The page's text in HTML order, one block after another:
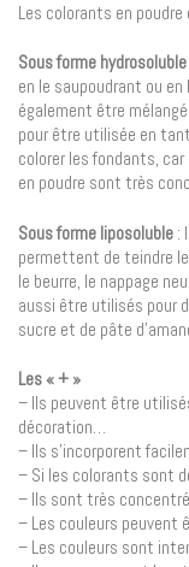
Les colorants en
Sous forme hydrosoluble
en le saupoudrant ou
également être
pour être utilisée en
colorer les fondants,
en poudre sont très
Sous forme liposoluble :
permettent de teindre
le beurre, le nappage
aussi être utilisés pour
sucre et de pâte
Les « + »
– Ils peuvent être
décoration…
– Ils s’incorporent
– Si les colorants sont
– Ils sont très
– Les couleurs peuvent
– Les couleurs sont